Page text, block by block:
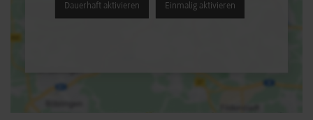
Dauerhaft aktivieren Einmalig aktivieren